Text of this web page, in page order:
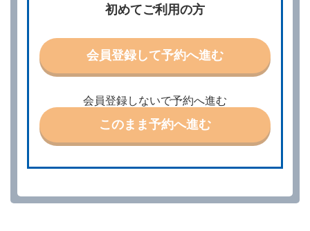
特に認める場合を除き、別に定める予約申込金を支払
第３条（予約の変更）
借受人は、前条第１項の借受条件を変更しようとする
ときは、あらかじめ当社の承諾を受けなければならな
第４条（予約の取消し等）
借受人は、別に定める方法により予約を取り消すこと
前２項の場合、借受人は、別に定めるところにより予
初めてご利用の方
会員登録して予約へ進む
会員登録しないで予約へ進む
このまま予約へ進む